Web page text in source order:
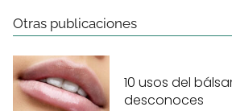
Otras publicaciones
10 usos del
desconoces